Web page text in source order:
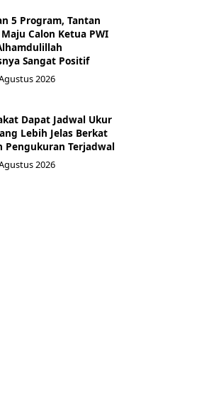
5 Program, Tantan
Calon Ketua PWI
Sangat Positif
2026
Dapat Jadwal Ukur
Lebih Jelas Berkat
Pengukuran Terjadwal
2026